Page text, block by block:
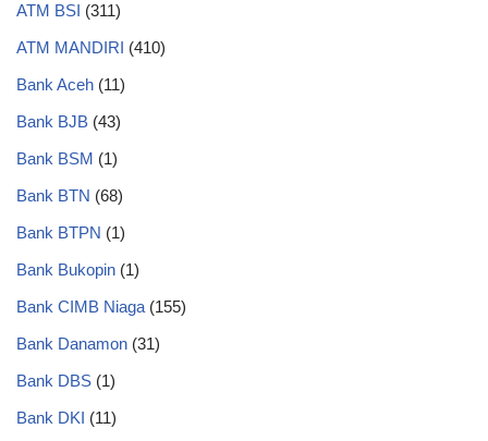
ATM BSI (311)
ATM MANDIRI (410)
Bank Aceh (11)
Bank BJB (43)
Bank BSM (1)
Bank BTN (68)
Bank BTPN (1)
Bank Bukopin (1)
Bank CIMB Niaga (155)
Bank Danamon (31)
Bank DBS (1)
Bank DKI (11)